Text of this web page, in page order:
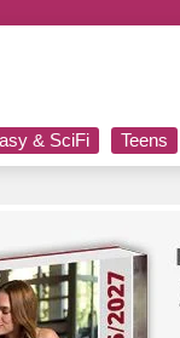
& SciFi Teens